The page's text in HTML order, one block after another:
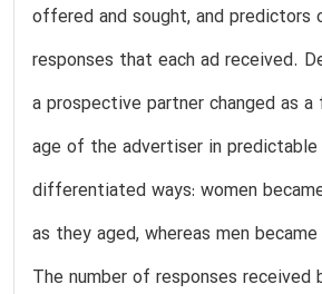
offered and sought, and predictors
responses that each ad received.
a prospective partner changed as
age of the advertiser in predictable
differentiated ways: women
as they aged, whereas men
The number of responses received